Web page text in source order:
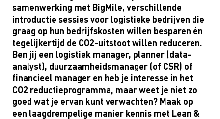
samenwerking met BigMile, verschillende
introductie sessies voor logistieke bedrijven die
graag op hun bedrijfskosten willen besparen én
tegelijkertijd de CO2-uitstoot willen reduceren.
Ben jij een logistiek manager, planner (data-
analyst), duurzaamheidsmanager (of CSR) of
financieel manager en heb je interesse in het
CO2 reductieprogramma, maar weet je niet zo
goed wat je ervan kunt verwachten? Maak op
een laagdrempelige manier kennis met Lean &